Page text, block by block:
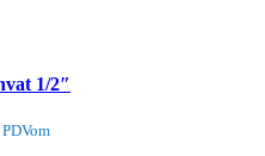
1/2″
PDVom